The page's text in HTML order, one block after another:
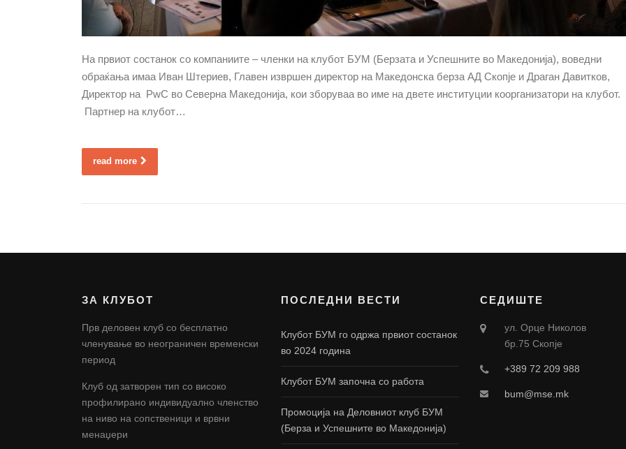
На првиот состанок со компаниите – членки на клубот БУМ (Берзата и Успешните во Македонија), воведни
обраќања имаа Иван Штериев, Главен извршен директор на Македонска берза АД Скопје и Драган Давитков,
Директор на PwC во Северна Македонија, кои зборуваа во име на двете институции коорганизатори на клубот.
Партнер на клубот…
read more
ЗА КЛУБОТ
Прв деловен клуб со бесплатно
членување во неограничен временски
период
Клуб од затворен тип со високо
профилирано индивидуално членство
на ниво на сопственици и врвни
менаџери
ПОСЛЕДНИ ВЕСТИ
Клубот БУМ го одржа првиот состанок
во 2024 година
Клубот БУМ започна со работа
Промоција на Деловниот клуб БУМ
(Берза и Успешните во Македонија)
СЕДИШТЕ
ул. Орце Николов
бр.75 Скопје
+389 72 209 988
bum@mse.mk